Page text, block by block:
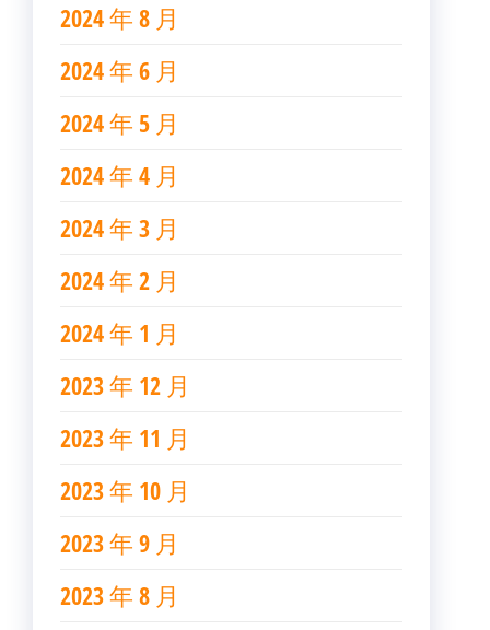
2024 年 8 月
2024 年 6 月
2024 年 5 月
2024 年 4 月
2024 年 3 月
2024 年 2 月
2024 年 1 月
2023 年 12 月
2023 年 11 月
2023 年 10 月
2023 年 9 月
2023 年 8 月